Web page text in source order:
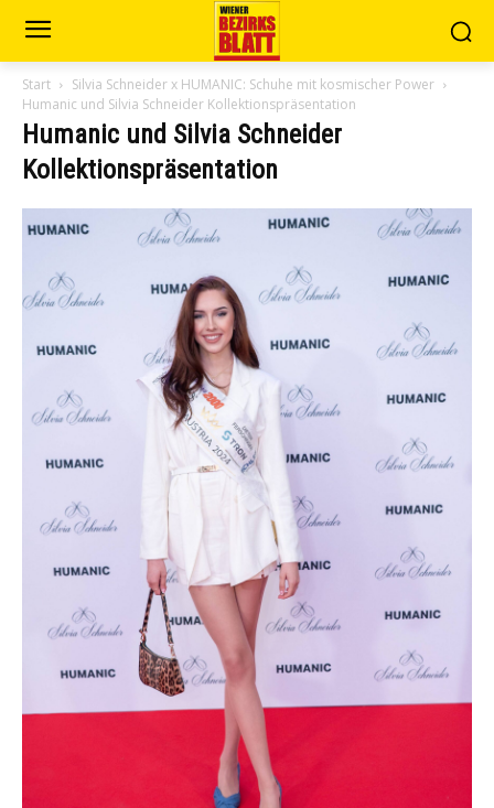
Start
Silvia Schneider x HUMANIC: Schuhe mit kosmischer Power
Humanic und Silvia Schneider Kollektionspräsentation
Humanic und Silvia Schneider
Kollektionspräsentation